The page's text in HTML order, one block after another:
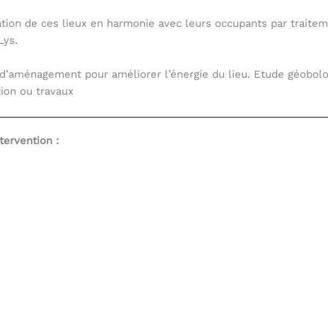
de ces lieux en harmonie avec leurs occupants par
pour améliorer l’énergie du lieu. Etude
ou travaux
: